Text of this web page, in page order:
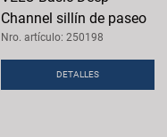
Channel sillín de paseo
Nro. artículo: 250198
DETALLES